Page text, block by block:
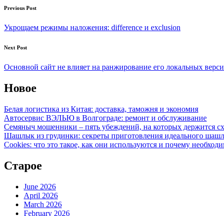
Post
navigation
Previous Post
Укрощаем режимы наложения: difference и exclusion
Next Post
Основной сайт не влияет на ранжирование его локальных
Новое
Белая логистика из Китая: доставка, таможня и экономия
Автосервис ВЭЛЬЮ в Волгограде: ремонт и обслуживание
Семяныч мошенники – пять убеждений, на которых держится
Шашлык из грудинки: секреты приготовления идеального
Cookies: что это такое, как они используются и почему
Старое
June 2026
April 2026
March 2026
February 2026